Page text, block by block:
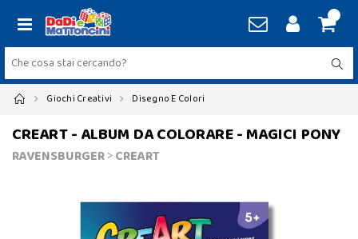
Giochi Creativi Disegno E Colori
CREART - ALBUM DA COLORARE - MAGICI PONY
RAVENSBURGER>CREART